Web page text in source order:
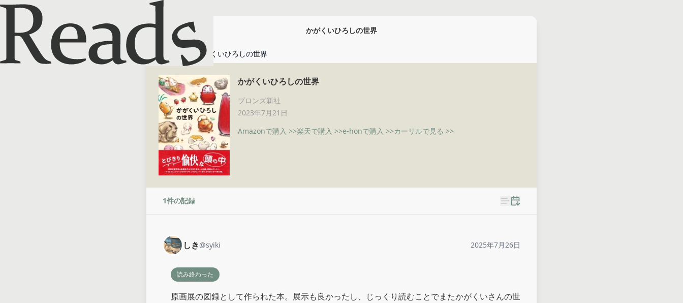
かがくいひろしの世界
かがくいひろしの世界
かがくいひろしの世界
ブロンズ新社
2023年7月21日
Amazonで購入 >>楽天で購入 >>e-honで購入 >>カーリルで見る >>
1件の記録
しき@syiki 2025年7月26日
読み終わった
原画展の図録として作られた本。展示も良かったし、じっくり読むことでまたかがくいさんの世